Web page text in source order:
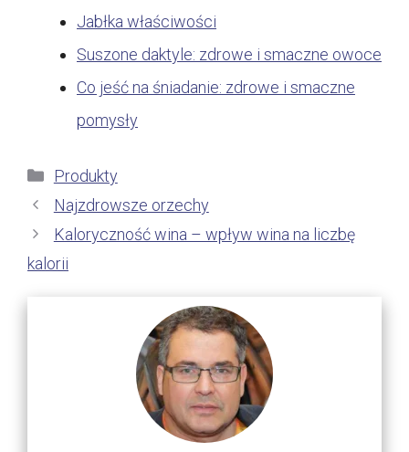
Jabłka właściwości
Suszone daktyle: zdrowe i smaczne owoce
Co jeść na śniadanie: zdrowe i smaczne
pomysły
Kategorie
Produkty
Najzdrowsze orzechy
Kaloryczność wina – wpływ wina na liczbę
kalorii